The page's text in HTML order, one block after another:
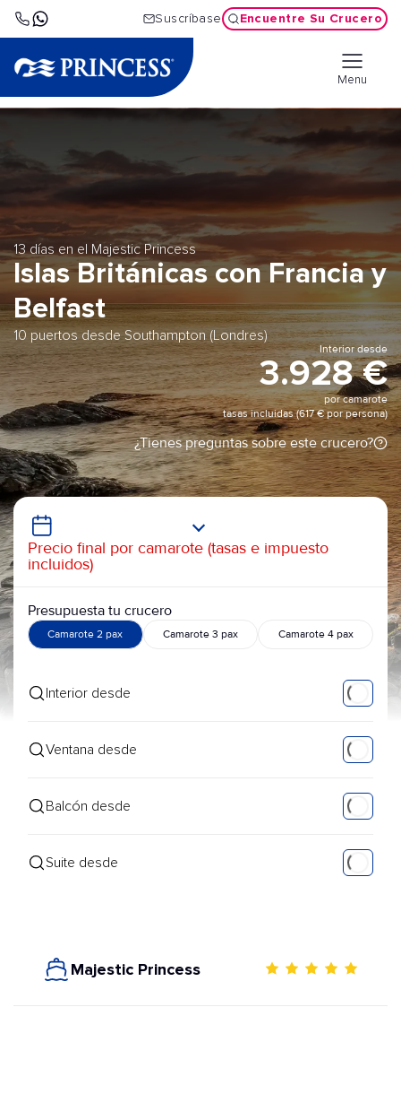
Suscríbase Encuentre Su Crucero
Menu
13 días en el Majestic Princess
Islas Británicas con Francia y
Belfast
10 puertos desde Southampton (Londres)
Interior desde
3.928 €
por camarote
tasas incluidas (617 € por persona)
¿Tienes preguntas sobre este crucero?
Precio final por camarote (tasas e impuesto
incluidos)
Presupuesta tu crucero
Camarote 2 pax Camarote 3 pax Camarote 4 pax
Interior desde
Ventana desde
Balcón desde
Suite desde
Majestic Princess